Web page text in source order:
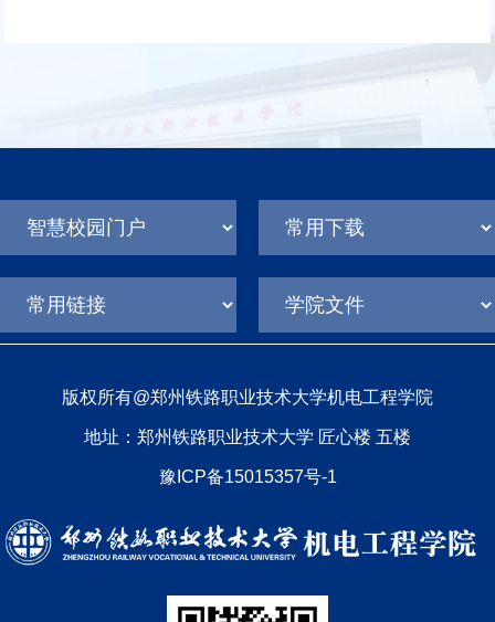
版权所有@郑州铁路职业技术大学机电工程学院
地址：郑州铁路职业技术大学 匠心楼 五楼
豫ICP备15015357号-1